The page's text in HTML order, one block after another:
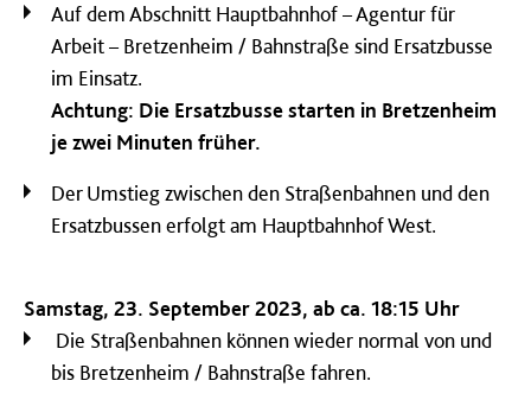
Auf dem Abschnitt Hauptbahnhof – Agentur für
Arbeit – Bretzenheim / Bahnstraße sind Ersatzbusse
im Einsatz.
Achtung: Die Ersatzbusse starten in Bretzenheim
je zwei Minuten früher.
Der Umstieg zwischen den Straßenbahnen und den
Ersatzbussen erfolgt am Hauptbahnhof West.
Samstag, 23. September 2023, ab ca. 18:15 Uhr
Die Straßenbahnen können wieder normal von und
bis Bretzenheim / Bahnstraße fahren.